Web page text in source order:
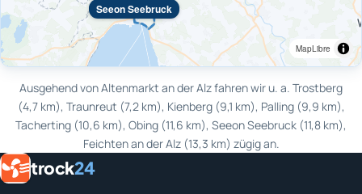
Seeon Seebruck
MapLibre
Ausgehend von Altenmarkt an der Alz fahren wir u. a. Trostberg
(4,7 km), Traunreut (7,2 km), Kienberg (9,1 km), Palling (9,9 km),
Tacherting (10,6 km), Obing (11,6 km), Seeon Seebruck (11,8 km),
Feichten an der Alz (13,3 km) zügig an.
trock24